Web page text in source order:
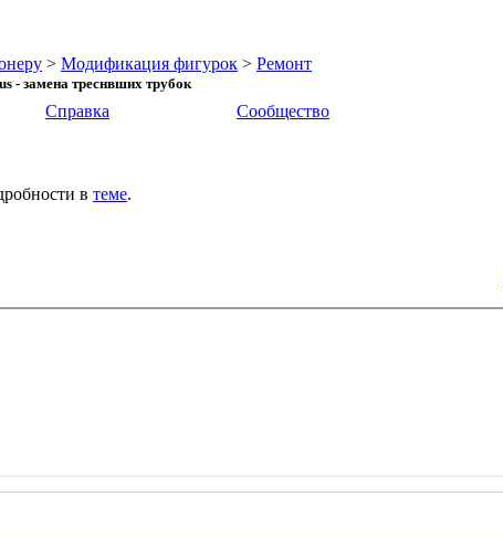
> Модификация фигурок > Ремонт
- замена треснвших трубок
Справка Сообщество
в теме.